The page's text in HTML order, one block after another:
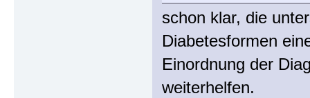
schon klar, die
Diabetesformen
Einordnung der
weiterhelfen.